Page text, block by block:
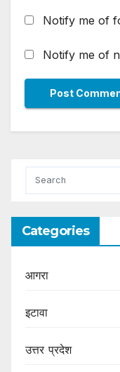
Notify me of
Notify me of
Categories
आगरा
इटावा
उत्तर प्रदेश